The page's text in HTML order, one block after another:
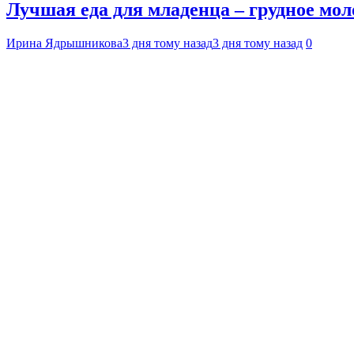
Лучшая еда для младенца – грудное
Ирина Ядрышникова3 дня тому назад3 дня тому назад 0